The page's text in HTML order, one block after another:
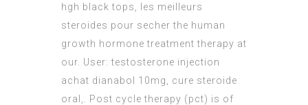
hgh black tops, les meilleurs
steroides pour secher the human
growth hormone treatment therapy at
our. User: testosterone injection
achat dianabol 10mg, cure steroide
oral,. Post cycle therapy (pct) is of